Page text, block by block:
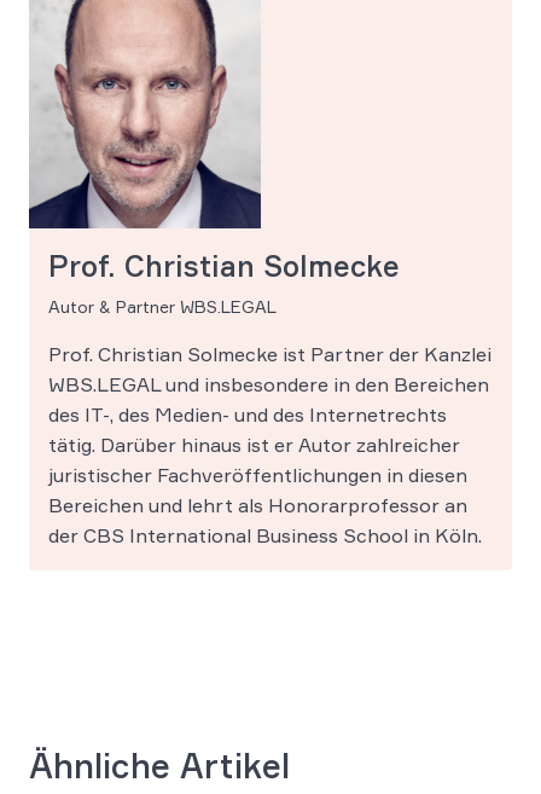
Prof. Christian Solmecke
Autor & Partner WBS.LEGAL
Prof. Christian Solmecke ist Partner der Kanzlei
WBS.LEGAL und insbesondere in den Bereichen
des IT-, des Medien- und des Internetrechts
tätig. Darüber hinaus ist er Autor zahlreicher
juristischer Fachveröffentlichungen in diesen
Bereichen und lehrt als Honorarprofessor an
der CBS International Business School in Köln.
Ähnliche Artikel